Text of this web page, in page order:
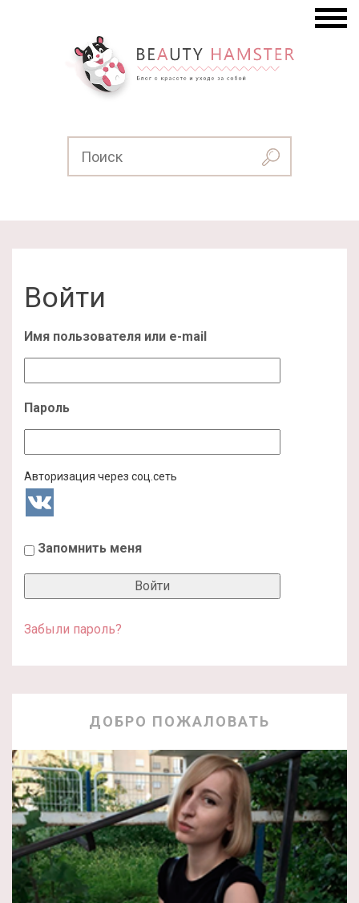
Войти
Имя пользователя или e-mail
Пароль
Авторизация через соц.сеть
Запомнить меня
Забыли пароль?
ДОБРО ПОЖАЛОВАТЬ